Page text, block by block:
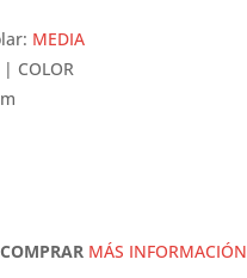
MEDIA
COLOR
MÁS INFORMACIÓN